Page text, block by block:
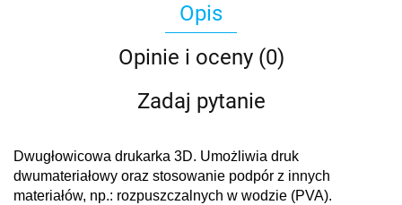
Opis
Opinie i oceny (0)
Zadaj pytanie
Dwugłowicowa drukarka 3D. Umożliwia druk
dwumateriałowy oraz stosowanie podpór z innych
materiałów, np.: rozpuszczalnych w wodzie (PVA).